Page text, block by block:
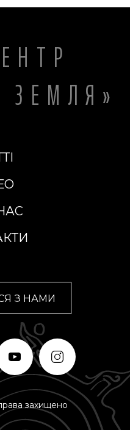
ЗЕМЛЯ»
З НАМИ
захищено